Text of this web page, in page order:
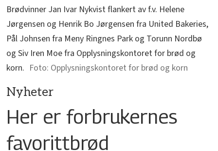
Brødvinner Jan Ivar Nykvist flankert av f.v. Helene
Jørgensen og Henrik Bo Jørgensen fra United Bakeries,
Pål Johnsen fra Meny Ringnes Park og Torunn Nordbø
og Siv Iren Moe fra Opplysningskontoret for brød og
korn.
Opplysningskontoret for brød og korn
Nyheter
Her er forbrukernes
favorittbrød